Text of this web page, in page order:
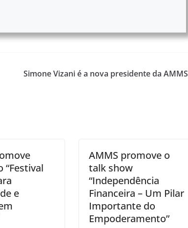
Simone Vizani é a nova presidente da AMMS
“Festival
e
AMMS promove o
talk show
“Independência
Financeira – Um Pilar
Importante do
Empoderamento”